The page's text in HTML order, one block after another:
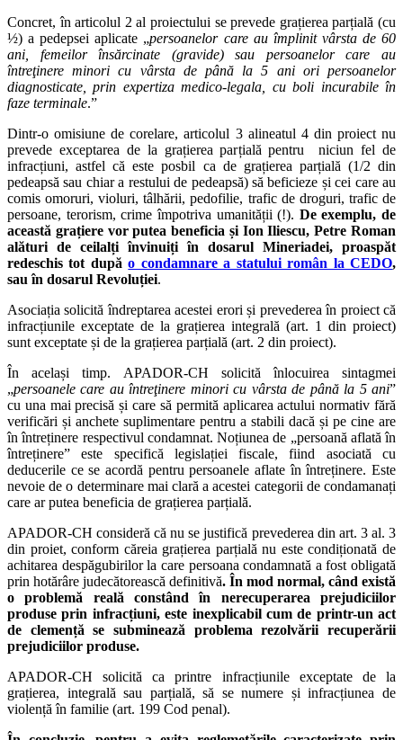
Concret, în articolul 2 al proiectului se prevede grațierea parțială (cu
½) a pedepsei aplicate „persoanelor care au împlinit vârsta de 60
ani, femeilor însărcinate (gravide) sau persoanelor care au
întreţinere minori cu vârsta de până la 5 ani ori persoanelor
diagnosticate, prin expertiza medico-legala, cu boli incurabile în
faze terminale.”
Dintr-o omisiune de corelare, articolul 3 alineatul 4 din proiect nu
prevede exceptarea de la grațierea parțială pentru niciun fel de
infracțiuni, astfel că este posbil ca de grațierea parțială (1/2 din
pedeapsă sau chiar a restului de pedeapsă) să beficieze și cei care au
comis omoruri, violuri, tâlhării, pedofilie, trafic de droguri, trafic de
persoane, terorism, crime împotriva umanității (!). De exemplu, de
această grațiere vor putea beneficia și Ion Iliescu, Petre Roman
alături de ceilalți învinuiți în dosarul Mineriadei, proaspăt
redeschis tot dupăo condamnare a statului român la CEDO,
sau în dosarul Revoluției.
Asociația solicită îndreptarea acestei erori și prevederea în proiect că
infracțiunile exceptate de la grațierea integrală (art. 1 din proiect)
sunt exceptate și de la grațierea parțială (art. 2 din proiect).
În același timp. APADOR-CH solicită înlocuirea sintagmei
„persoanele care au întreţinere minori cu vârsta de până la 5 ani”
cu una mai precisă și care să permită aplicarea actului normativ fără
verificări și anchete suplimentare pentru a stabili dacă și pe cine are
în întreținere respectivul condamnat. Noțiunea de „persoană aflată în
întreținere” este specifică legislației fiscale, fiind asociată cu
deducerile ce se acordă pentru persoanele aflate în întreținere. Este
nevoie de o determinare mai clară a acestei categorii de condamanați
care ar putea beneficia de grațierea parțială.
APADOR-CH consideră că nu se justifică prevederea din art. 3 al. 3
din proiet, conform căreia grațierea parțială nu este condiționată de
achitarea despăgubirilor la care persoana condamnată a fost obligată
prin hotărâre judecătorească definitivă. În mod normal, când există
o problemă reală constând în nerecuperarea prejudiciilor
produse prin infracțiuni, este inexplicabil cum de printr-un act
de clemență se subminează problema rezolvării recuperării
prejudiciilor produse.
APADOR-CH solicită ca printre infracțiunile exceptate de la
grațierea, integrală sau parțială, să se numere și infracțiunea de
violență în familie (art. 199 Cod penal).